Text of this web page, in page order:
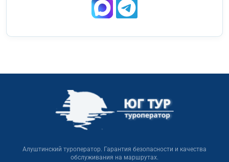
Алуштинский туроператор. Гарантия безопасности и качества
обслуживания на маршрутах.